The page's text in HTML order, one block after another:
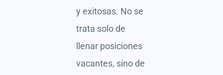
y exitosas. No se
trata solo de
llenar posiciones
vacantes, sino de